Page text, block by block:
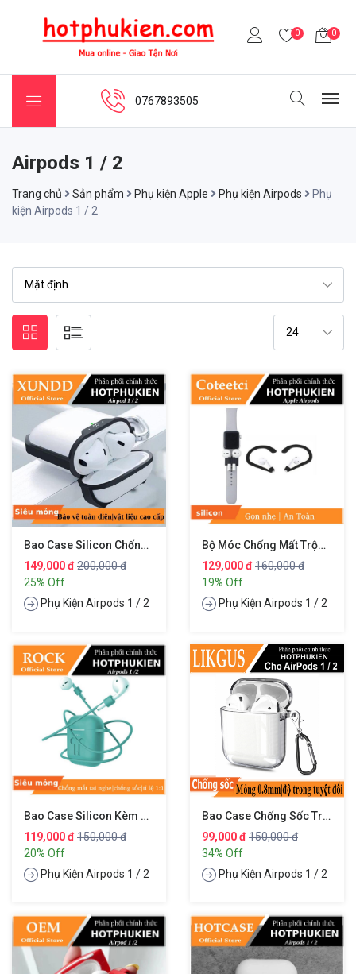
0 0
0767893505
Airpods 1 / 2
Trang chủ Sản phẩm Phụ kiện Apple Phụ kiện Airpods
Phụ
kiện Airpods 1 / 2
Bao Case Silicon Chống Sốc Siêu Mỏng Cho Tai Nghe Apple Airpods 1 / 2 Hiệu XUNDD Drop Resistant (Thiết Kế Siêu Mỏng Kiểu Dáng Viền Màu Bảo Vệ Chắc Chắn)
149,000 đ 200,000 đ
25% Off
Phụ Kiện Airpods 1 / 2
Bộ Móc Chống Mất Trộm Cho Tai Nghe Apple Airpods 1 / 2 ( Phù Hợp Cho Đeo Tai Và Móc Tay )
129,000 đ 160,000 đ
19% Off
Phụ Kiện Airpods 1 / 2
Bao Case Silicon Kèm Dây Nối Chống Mất Cho Tai Nghe Apple Airpods 1 / 2 Hiệu Rock Carying Case (chống Vân Tay Chống Bám Bẩn Vật Liệu Cao Cấp Tỉ Lệ 1:1 Chống Mất Tai Nghe)
119,000 đ 150,000 đ
20% Off
Phụ Kiện Airpods 1 / 2
Bao Case Chống Sốc Trong Suốt Cho Airpods 1 / 2 Hiệu Likgus Crystal Shell (Mỏng 0.8mm, Bảo Vệ Toàn Diện, Vật Liệu Cao Cấp)
99,000 đ 150,000 đ
34% Off
Phụ Kiện Airpods 1 / 2